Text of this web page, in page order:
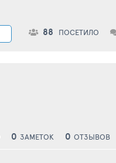
88 ПОСЕТИЛО
0 ЗАМЕТОК 0 ОТЗЫВОВ